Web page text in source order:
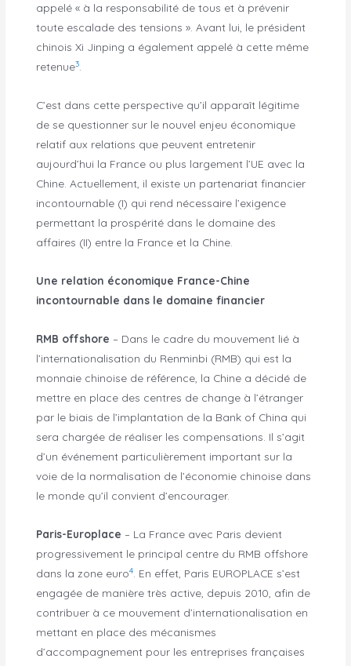
appelé « à la responsabilité de tous et à prévenir
toute escalade des tensions ». Avant lui, le président
chinois Xi Jinping a également appelé à cette même
retenue3
C’est dans cette perspective qu’il apparaît légitime
de se questionner sur le nouvel enjeu économique
relatif aux relations que peuvent entretenir
aujourd’hui la France ou plus largement l’UE avec la
Chine. Actuellement, il existe un partenariat financier
incontournable (I) qui rend nécessaire l’exigence
permettant la prospérité dans le domaine des
affaires (II) entre la France et la Chine.
Une relation économique France-Chine
incontournable dans le domaine financier
RMB offshore – Dans le cadre du mouvement lié à
l’internationalisation du Renminbi (RMB) qui est la
monnaie chinoise de référence, la Chine a décidé de
mettre en place des centres de change à l’étranger
par le biais de l’implantation de la Bank of China qui
sera chargée de réaliser les compensations. Il s’agit
d’un événement particulièrement important sur la
voie de la normalisation de l’économie chinoise dans
le monde qu’il convient d’encourager.
Paris-Europlace – La France avec Paris devient
progressivement le principal centre du RMB offshore
dans la zone euro4
. En effet, Paris EUROPLACE s’est
engagée de manière très active, depuis 2010, afin de
contribuer à ce mouvement d’internationalisation en
mettant en place des mécanismes
d’accompagnement pour les entreprises françaises